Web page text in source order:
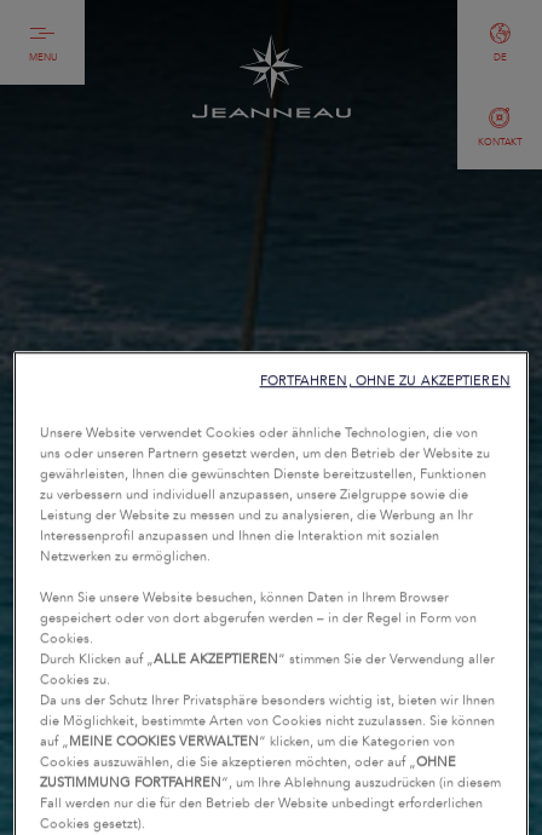
MENU
KONTAKT
DE
Unsere Website verwendet Cookies oder ähnliche Technologien, die von
uns oder unseren Partnern gesetzt werden, um den Betrieb der Website zu
gewährleisten, Ihnen die gewünschten Dienste bereitzustellen, Funktionen
zu verbessern und individuell anzupassen, unsere Zielgruppe sowie die
Leistung der Website zu messen und zu analysieren, die Werbung an Ihr
Interessenprofil anzupassen und Ihnen die Interaktion mit sozialen
Netzwerken zu ermöglichen.
Wenn Sie unsere Website besuchen, können Daten in Ihrem Browser
gespeichert oder von dort abgerufen werden – in der Regel in Form von
Cookies.
Durch Klicken auf „ALLE AKZEPTIEREN“ stimmen Sie der Verwendung aller
Cookies zu.
Da uns der Schutz Ihrer Privatsphäre besonders wichtig ist, bieten wir Ihnen
die Möglichkeit, bestimmte Arten von Cookies nicht zuzulassen. Sie können
auf „MEINE COOKIES VERWALTEN“ klicken, um die Kategorien von
Cookies auszuwählen, die Sie akzeptieren möchten, oder auf „OHNE
ZUSTIMMUNG FORTFAHREN“, um Ihre Ablehnung auszudrücken (in diesem
Fall werden nur die für den Betrieb der Website unbedingt erforderlichen
Cookies gesetzt).
FORTFAHREN, OHNE ZU AKZEPTIEREN